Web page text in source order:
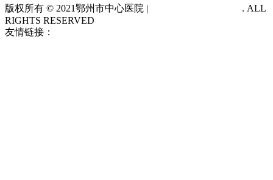
版权所有 © 2021鄂州市中心医院 |
. ALL
RIGHTS RESERVED
友情链接：